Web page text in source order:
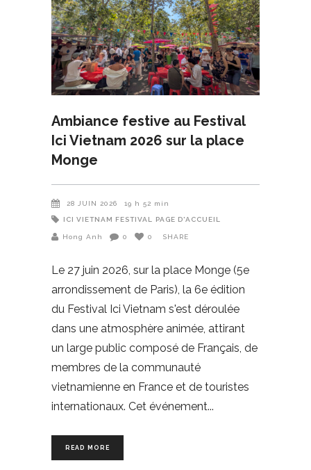
Ambiance festive au Festival
Ici Vietnam 2026 sur la place
Monge
28 JUIN 2026 19 h 52 min
ICI VIETNAM FESTIVAL PAGE D'ACCUEIL
Hong Anh 0 0 SHARE
Le 27 juin 2026, sur la place Monge (5e
arrondissement de Paris), la 6e édition
du Festival Ici Vietnam s'est déroulée
dans une atmosphère animée, attirant
un large public composé de Français, de
membres de la communauté
vietnamienne en France et de touristes
internationaux. Cet événement
READ MORE